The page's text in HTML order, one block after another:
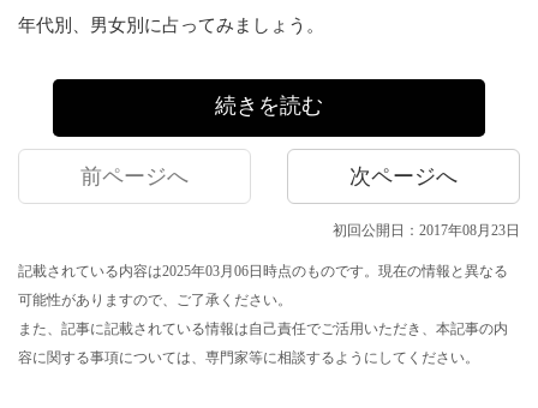
年代別、男女別に占ってみましょう。
続きを読む
前ページへ 次ページへ
初回公開日：2017年08月23日
記載されている内容は2025年03月06日時点のものです。現在の情報と異なる
可能性がありますので、ご了承ください。
また、記事に記載されている情報は自己責任でご活用いただき、本記事の内
容に関する事項については、専門家等に相談するようにしてください。